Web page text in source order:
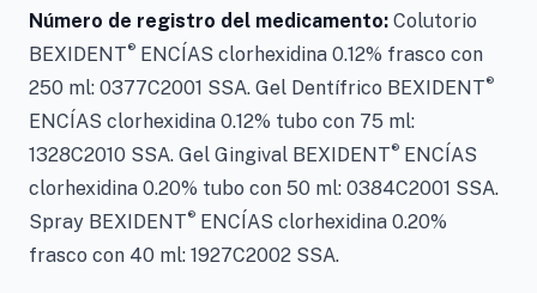
Número de registro del medicamento: Colutorio
BEXIDENT® ENCÍAS clorhexidina 0.12% frasco con
250 ml: 0377C2001 SSA. Gel Dentífrico BEXIDENT®
ENCÍAS clorhexidina 0.12% tubo con 75 ml:
1328C2010 SSA. Gel Gingival BEXIDENT® ENCÍAS
clorhexidina 0.20% tubo con 50 ml: 0384C2001 SSA.
Spray BEXIDENT® ENCÍAS clorhexidina 0.20%
frasco con 40 ml: 1927C2002 SSA.